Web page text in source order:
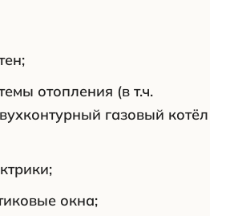
отопления (в т.ч.
газовый котёл
окна;